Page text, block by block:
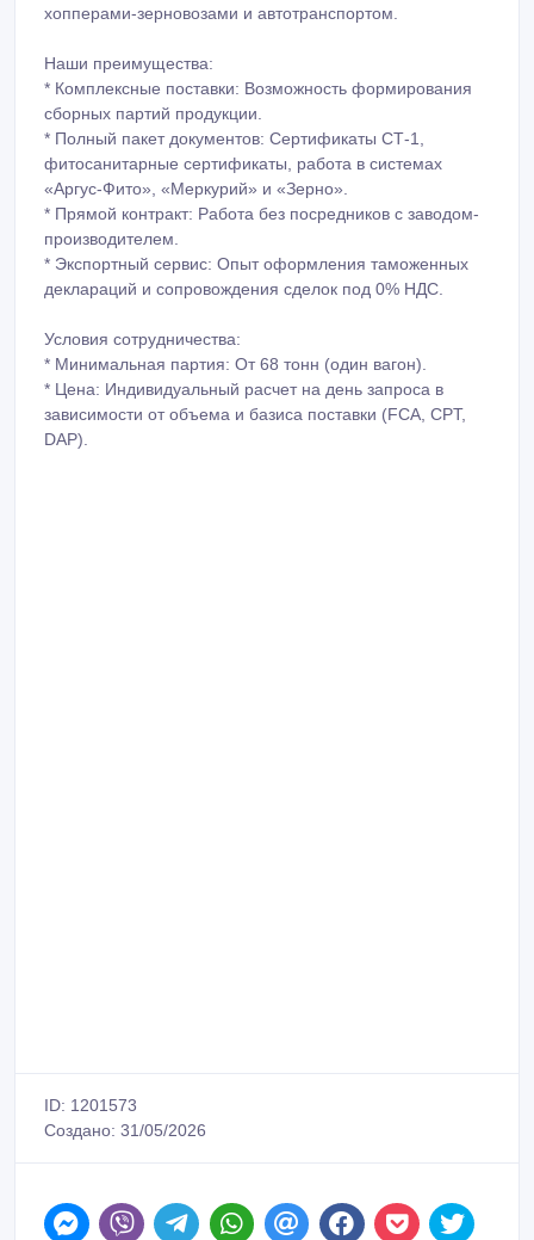
хопперами-зерновозами и автотранспортом.
Наши преимущества:
* Комплексные поставки: Возможность формирования
сборных партий продукции.
* Полный пакет документов: Сертификаты СТ-1,
фитосанитарные сертификаты, работа в системах
«Аргус-Фито», «Меркурий» и «Зерно».
* Прямой контракт: Работа без посредников с заводом-
производителем.
* Экспортный сервис: Опыт оформления таможенных
деклараций и сопровождения сделок под 0% НДС.
Условия сотрудничества:
* Минимальная партия: От 68 тонн (один вагон).
* Цена: Индивидуальный расчет на день запроса в
зависимости от объема и базиса поставки (FCA, CPТ,
DAP).
ID: 1201573
Создано: 31/05/2026